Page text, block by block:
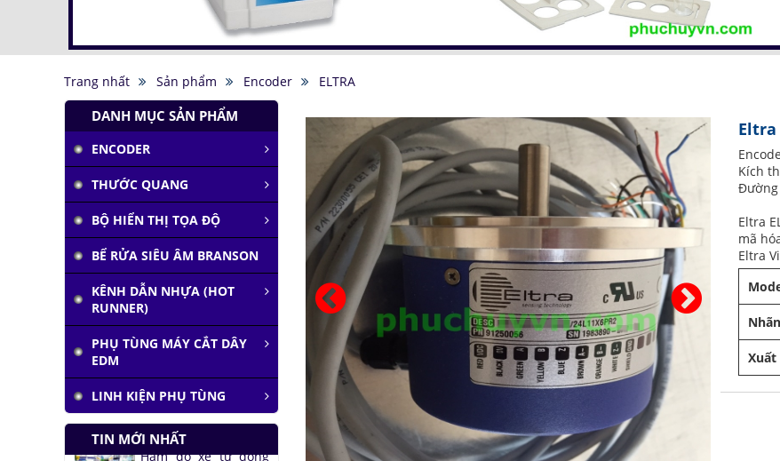
Trang nhất Sản phẩm Encoder ELTRA
Eltra
Kích
Đường
Eltra
mã
Eltra
DANH MỤC SẢN PHẨM
ENCODER
THƯỚC QUANG
BỘ HIỂN THỊ TỌA ĐỘ
BỂ RỬA SIÊU ÂM BRANSON
KÊNH DẪN NHỰA (HOT
RUNNER)
PHỤ TÙNG MÁY CẮT DÂY
EDM
LINH KIỆN PHỤ TÙNG
TIN MỚI NHẤT
Tàu siêu tốc chạy liên
thành phố tốc độ
1.000 km/h
Đại học Lạc Hồng vô
địch cuộc thi
Robocon 2019
Pin Mặt Trời có khả
năng tái tạo ánh
sáng
Đảo ngược quá trình
nhiên liệu
Hầm đỗ xe tự động
dưới lòng đất của
Nhật